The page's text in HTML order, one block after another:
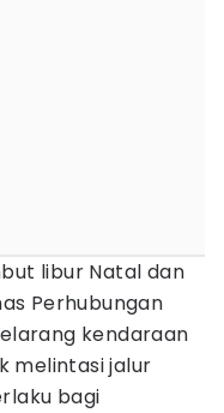
libur Natal dan
Perhubungan
kendaraan
melintasi jalur
bagi